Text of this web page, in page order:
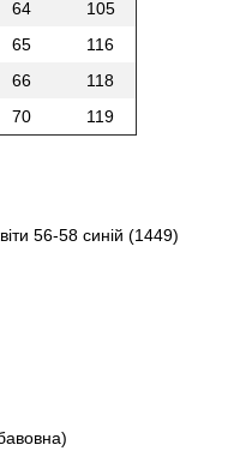
64
105
65
116
66
118
70 119
56-58 синій (1449)